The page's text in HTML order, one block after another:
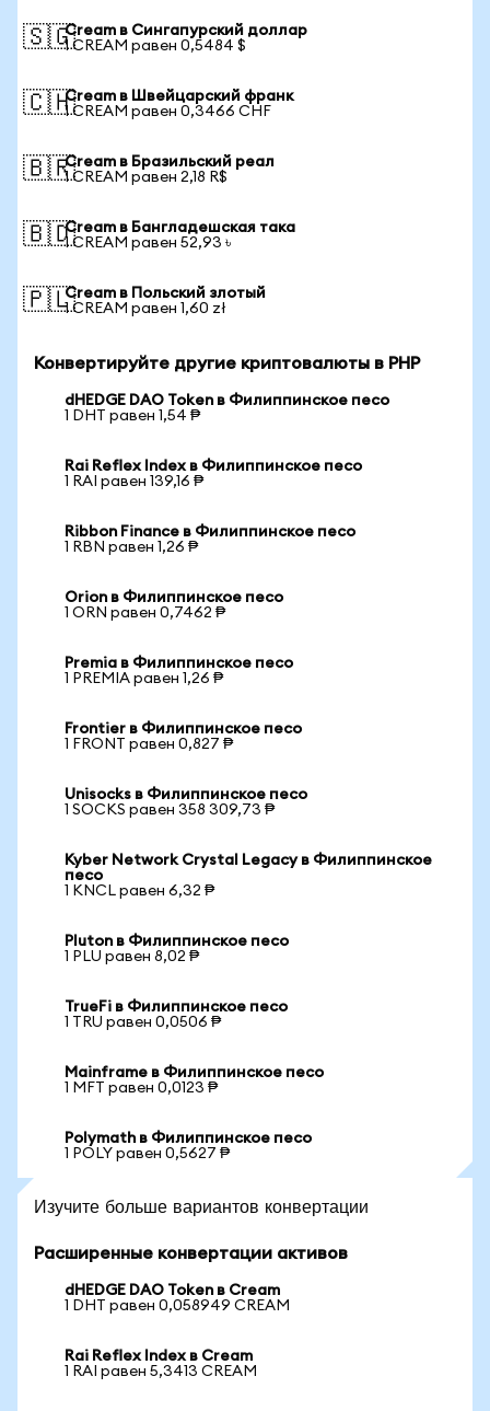
🇸🇬Cream в Сингапурский доллар
1 CREAM равен 0,5484 $
🇨🇭Cream в Швейцарский франк
1 CREAM равен 0,3466 CHF
🇧🇷Cream в Бразильский реал
1 CREAM равен 2,18 R$
🇧🇩Cream в Бангладешская така
1 CREAM равен 52,93 ৳
🇵🇱Cream в Польский злотый
1 CREAM равен 1,60 zł
Конвертируйте другие криптовалюты в PHP
dHEDGE DAO Token в Филиппинское песо
1 DHT равен 1,54 ₱
Rai Reflex Index в Филиппинское песо
1 RAI равен 139,16 ₱
Ribbon Finance в Филиппинское песо
1 RBN равен 1,26 ₱
Orion в Филиппинское песо
1 ORN равен 0,7462 ₱
Premia в Филиппинское песо
1 PREMIA равен 1,26 ₱
Frontier в Филиппинское песо
1 FRONT равен 0,827 ₱
Unisocks в Филиппинское песо
1 SOCKS равен 358 309,73 ₱
Kyber Network Crystal Legacy в Филиппинское
песо
1 KNCL равен 6,32 ₱
Pluton в Филиппинское песо
1 PLU равен 8,02 ₱
TrueFi в Филиппинское песо
1 TRU равен 0,0506 ₱
Mainframe в Филиппинское песо
1 MFT равен 0,0123 ₱
Polymath в Филиппинское песо
1 POLY равен 0,5627 ₱
Изучите больше вариантов конвертации
Расширенные конвертации активов
dHEDGE DAO Token в Cream
1 DHT равен 0,058949 CREAM
Rai Reflex Index в Cream
1 RAI равен 5,3413 CREAM